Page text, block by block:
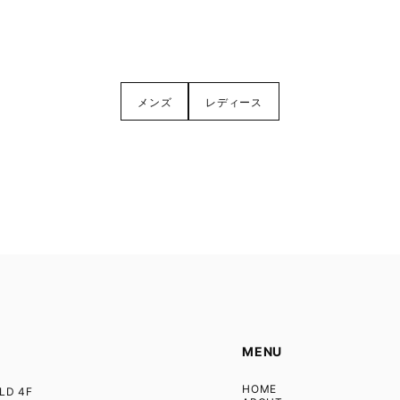
メンズ レディース
4F
MENU
HOME